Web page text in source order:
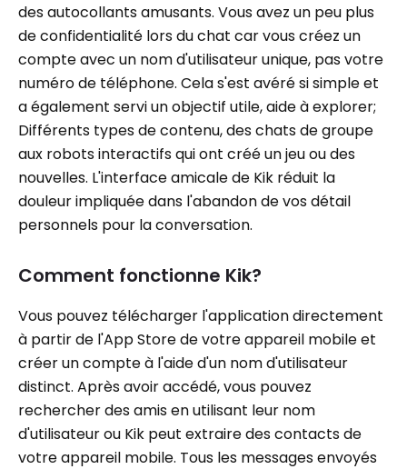
des autocollants amusants. Vous avez un peu plus
de confidentialité lors du chat car vous créez un
compte avec un nom d'utilisateur unique, pas votre
numéro de téléphone. Cela s'est avéré si simple et
a également servi un objectif utile, aide à explorer;
Différents types de contenu, des chats de groupe
aux robots interactifs qui ont créé un jeu ou des
nouvelles. L'interface amicale de Kik réduit la
douleur impliquée dans l'abandon de vos détail
personnels pour la conversation.
Comment fonctionne Kik?
Vous pouvez télécharger l'application directement
à partir de l'App Store de votre appareil mobile et
créer un compte à l'aide d'un nom d'utilisateur
distinct. Après avoir accédé, vous pouvez
rechercher des amis en utilisant leur nom
d'utilisateur ou Kik peut extraire des contacts de
votre appareil mobile. Tous les messages envoyés